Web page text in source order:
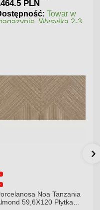
202.5 PLN
Dostępność: Towar w
magazynie. Wysyłka 2-3
Porcelanosa Karachi Grey
120x120x8,5mm płytka